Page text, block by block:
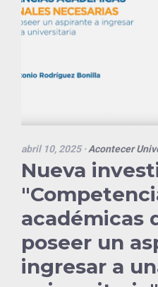
abril 10, 2025· Acontecer
Nueva
académicas
poseer un
ingresar a